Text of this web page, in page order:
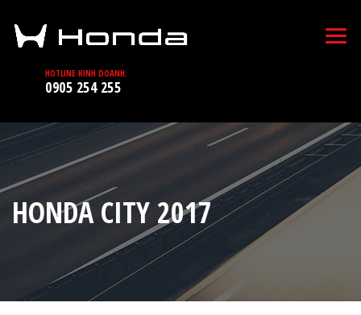
HOTLINE KINH DOANH:
0905 254 255
HONDA CITY 2017